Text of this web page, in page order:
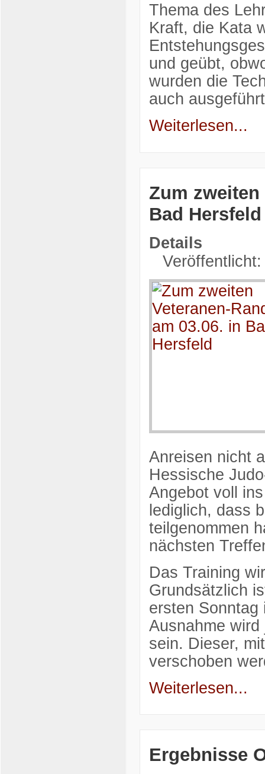
Thema des
Kraft, die Kata
und geübt,
wurden die
auch
Weiterlesen...
Zum zweiten
Bad Hersfeld
Details
Anreisen nicht
Hessische
Angebot voll
lediglich, dass
teilgenommen
nächsten
Das Training
Grundsätzlich
ersten Sonntag
Ausnahme
sein. Dieser,
verschoben
Weiterlesen...
Ergebnisse